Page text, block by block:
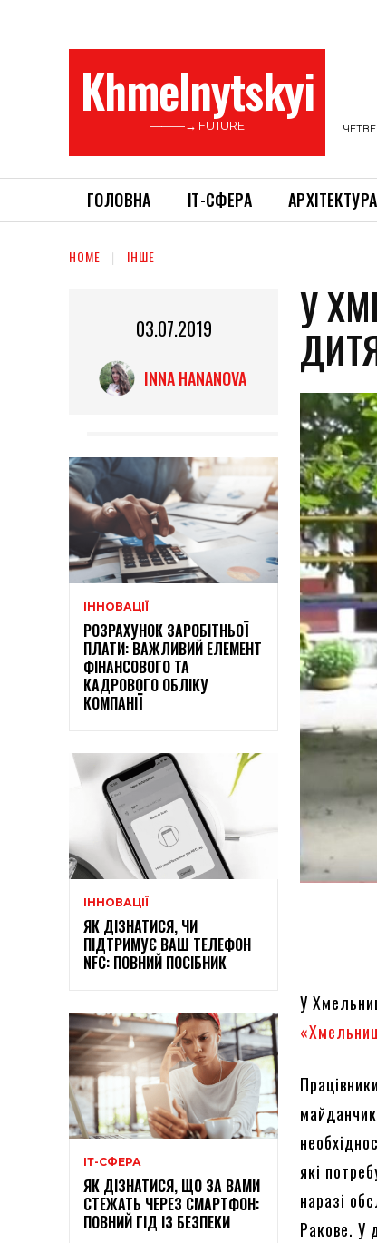
Khmelnytskyi
———→ FUTURE
ГОЛОВНА ІТ-СФЕРА АРХІТЕКТУРА
HOME ІНШЕ
03.07.2019
INNA HANANOVA
ІННОВАЦІЇ
РОЗРАХУНОК ЗАРОБІТНЬОЇ
ПЛАТИ: ВАЖЛИВИЙ ЕЛЕМЕНТ
ФІНАНСОВОГО ТА
КАДРОВОГО ОБЛІКУ
КОМПАНІЇ
ІННОВАЦІЇ
ЯК ДІЗНАТИСЯ, ЧИ
ПІДТРИМУЄ ВАШ ТЕЛЕФОН
NFC: ПОВНИЙ ПОСІБНИК
ІТ-СФЕРА
ЯК ДІЗНАТИСЯ, ЩО ЗА ВАМИ
СТЕЖАТЬ ЧЕРЕЗ СМАРТФОН:
ПОВНИЙ ГІД ІЗ БЕЗПЕКИ
У
У
які
наразі
Ракове. У